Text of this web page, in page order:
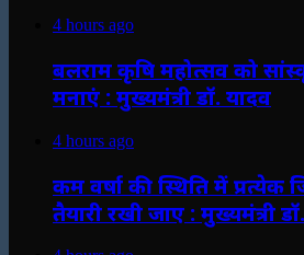
4 hours ago
बलराम कृषि महोत्सव को
मनाएं : मुख्यमंत्री डॉ. यादव
4 hours ago
कम वर्षा की स्थिति में
तैयारी रखी जाए : मुख्यमंत्री